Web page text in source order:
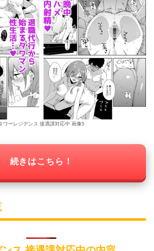
ワーレジデンス 接遇課対応中 画像5
続きはこちら！